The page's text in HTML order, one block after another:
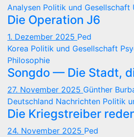
Analysen Politik und Gesellschaft
Die Operation J6
1. Dezember 2025 Ped
Korea Politik und Gesellschaft
Philosophie
Songdo — Die Stadt,
27. November 2025 Günther
Deutschland Nachrichten Politik
Die Kriegstreiber
24. November 2025 Ped